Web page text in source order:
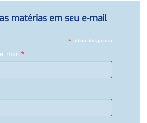
matérias em seu e-mail
*indica obrigatório
mail *